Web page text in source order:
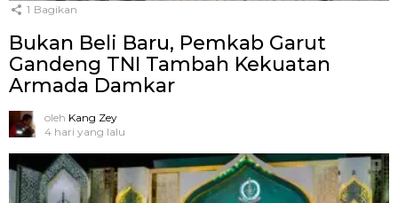
1 Bagikan
Bukan Beli Baru, Pemkab Garut
Gandeng TNI Tambah Kekuatan
Armada Damkar
oleh Kang Zey
4 hari yang lalu